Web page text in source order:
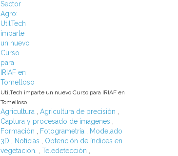
UtilTech imparte un nuevo Curso para IRIAF en
Tomelloso
Agricultura Agricultura de precisión
Captura y procesado de imagenes
Formación
Fotogrametría
Modelado
3D
Noticias
Obtención de índices en
vegetación.
Teledetección